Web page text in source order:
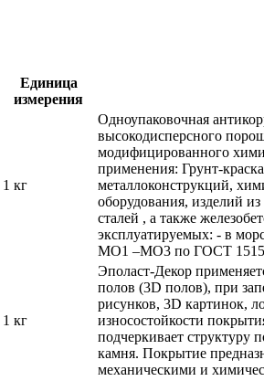
Единица
измерения
1 кг
Одноупаковочная
высокодисперсного
модифицированного
применения: Грунт-
металлоконструкций,
оборудования, изделий
сталей , а также
эксплуатируемых: - в
МО1 –МО3 по ГОСТ
1 кг
Эполаст-Декор
полов (3D полов), при
рисунков, 3D картинок,
износостойкости
подчеркивает структуру
камня. Покрытие
механическими и